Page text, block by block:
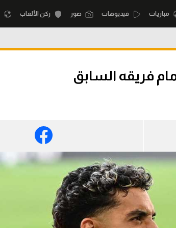
الكرة المصرية
الكرة الإفريقية
منتخب مصر
سعودي في الجول
الدوري الإنجليزي
الدوري الإسباني
مباريات فيديوهات صور ركن الألعاب
فريقه السابق